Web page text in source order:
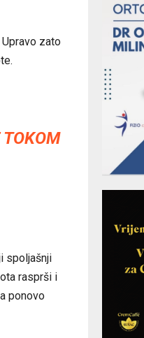
zato
spoljašnji
rasprši i
ponovo